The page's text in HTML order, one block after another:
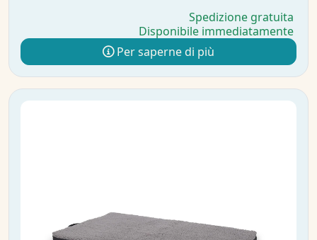
Spedizione gratuita
Disponibile immediatamente
Per saperne di più